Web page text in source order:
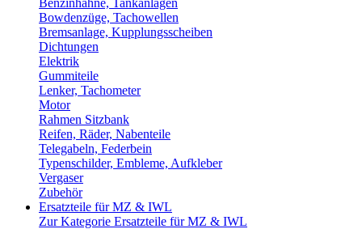
Benzinhähne, Tankanlagen
Bowdenzüge, Tachowellen
Bremsanlage, Kupplungsscheiben
Dichtungen
Elektrik
Gummiteile
Lenker, Tachometer
Motor
Rahmen Sitzbank
Reifen, Räder, Nabenteile
Telegabeln, Federbein
Typenschilder, Embleme, Aufkleber
Vergaser
Zubehör
Ersatzteile für MZ & IWL
Zur Kategorie Ersatzteile für MZ & IWL